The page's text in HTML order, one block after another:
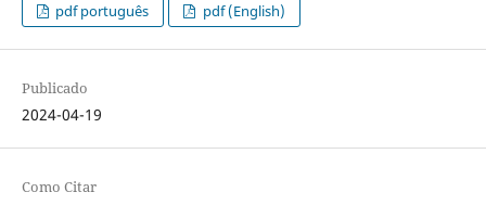
pdf português pdf (English)
Publicado
2024-04-19
Como Citar